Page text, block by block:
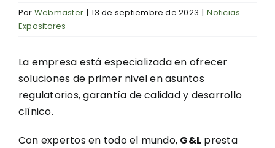
Por Webmaster | 13 de septiembre de 2023 | Noticias
Expositores
La empresa está especializada en ofrecer
soluciones de primer nivel en asuntos
regulatorios, garantía de calidad y desarrollo
clínico.
Con expertos en todo el mundo, G&L presta